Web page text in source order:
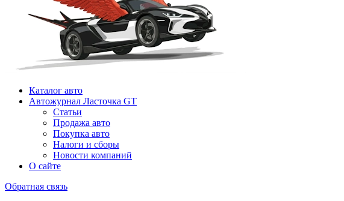
Каталог авто
Автожурнал Ласточка GT
Статьи
Продажа авто
Покупка авто
Налоги и сборы
Новости компаний
О сайте
Обратная связь